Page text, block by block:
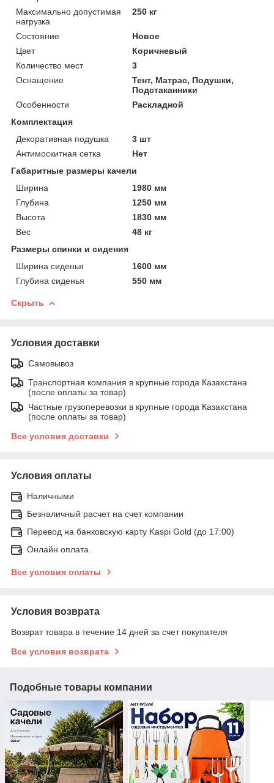
Максимально допустимая
нагрузка
250 кг
Состояние
Новое
Цвет
Коричневый
Количество мест
3
Оснащение
Тент, Матрас, Подушки,
Подстаканники
Особенности
Раскладной
Комплектация
Декоративная подушка
3 шт
Антимоскитная сетка
Нет
Габаритные размеры качели
Ширина
1980 мм
Глубина
1250 мм
Высота
1830 мм
Вес
48 кг
Размеры спинки и сидения
Ширина сиденья
1600 мм
Глубина сиденья
550 мм
Скрыть
Условия доставки
Самовывоз
Транспортная компания в крупные города Казахстана
(после оплаты за товар)
Частные грузоперевозки в крупные города Казахстана
(после оплаты за товар)
Все условия доставки
Условия оплаты
Наличными
Безналичный расчет на счет компании
Перевод на банковскую карту Kaspi Gold (до 17:00)
Онлайн оплата
Все условия оплаты
Условия возврата
Возврат товара в течение 14 дней за счет покупателя
Все условия возврата
Подобные товары компании